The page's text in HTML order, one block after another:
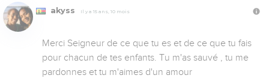
akyss Il y a 15 ans, 10 mois
Merci Seigneur de ce que tu es et de ce que tu fais
pour chacun de tes enfants. Tu m'as sauvé , tu me
pardonnes et tu m'aimes d'un amour